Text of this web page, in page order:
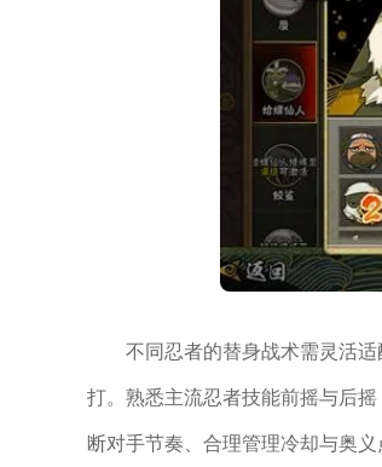
不同忍者的替身战术需灵活
打。熟悉主流忍者技能前摇与后
断对手节奏、合理管理冷却与奥